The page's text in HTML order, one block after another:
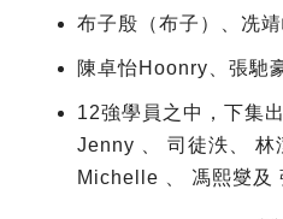
布子殷（布子）、冼
陳卓怡Hoonry、張馳
12強學員之中，下集
Jenny 、 司徒泆、 林
Michelle 、 馮熙燮及